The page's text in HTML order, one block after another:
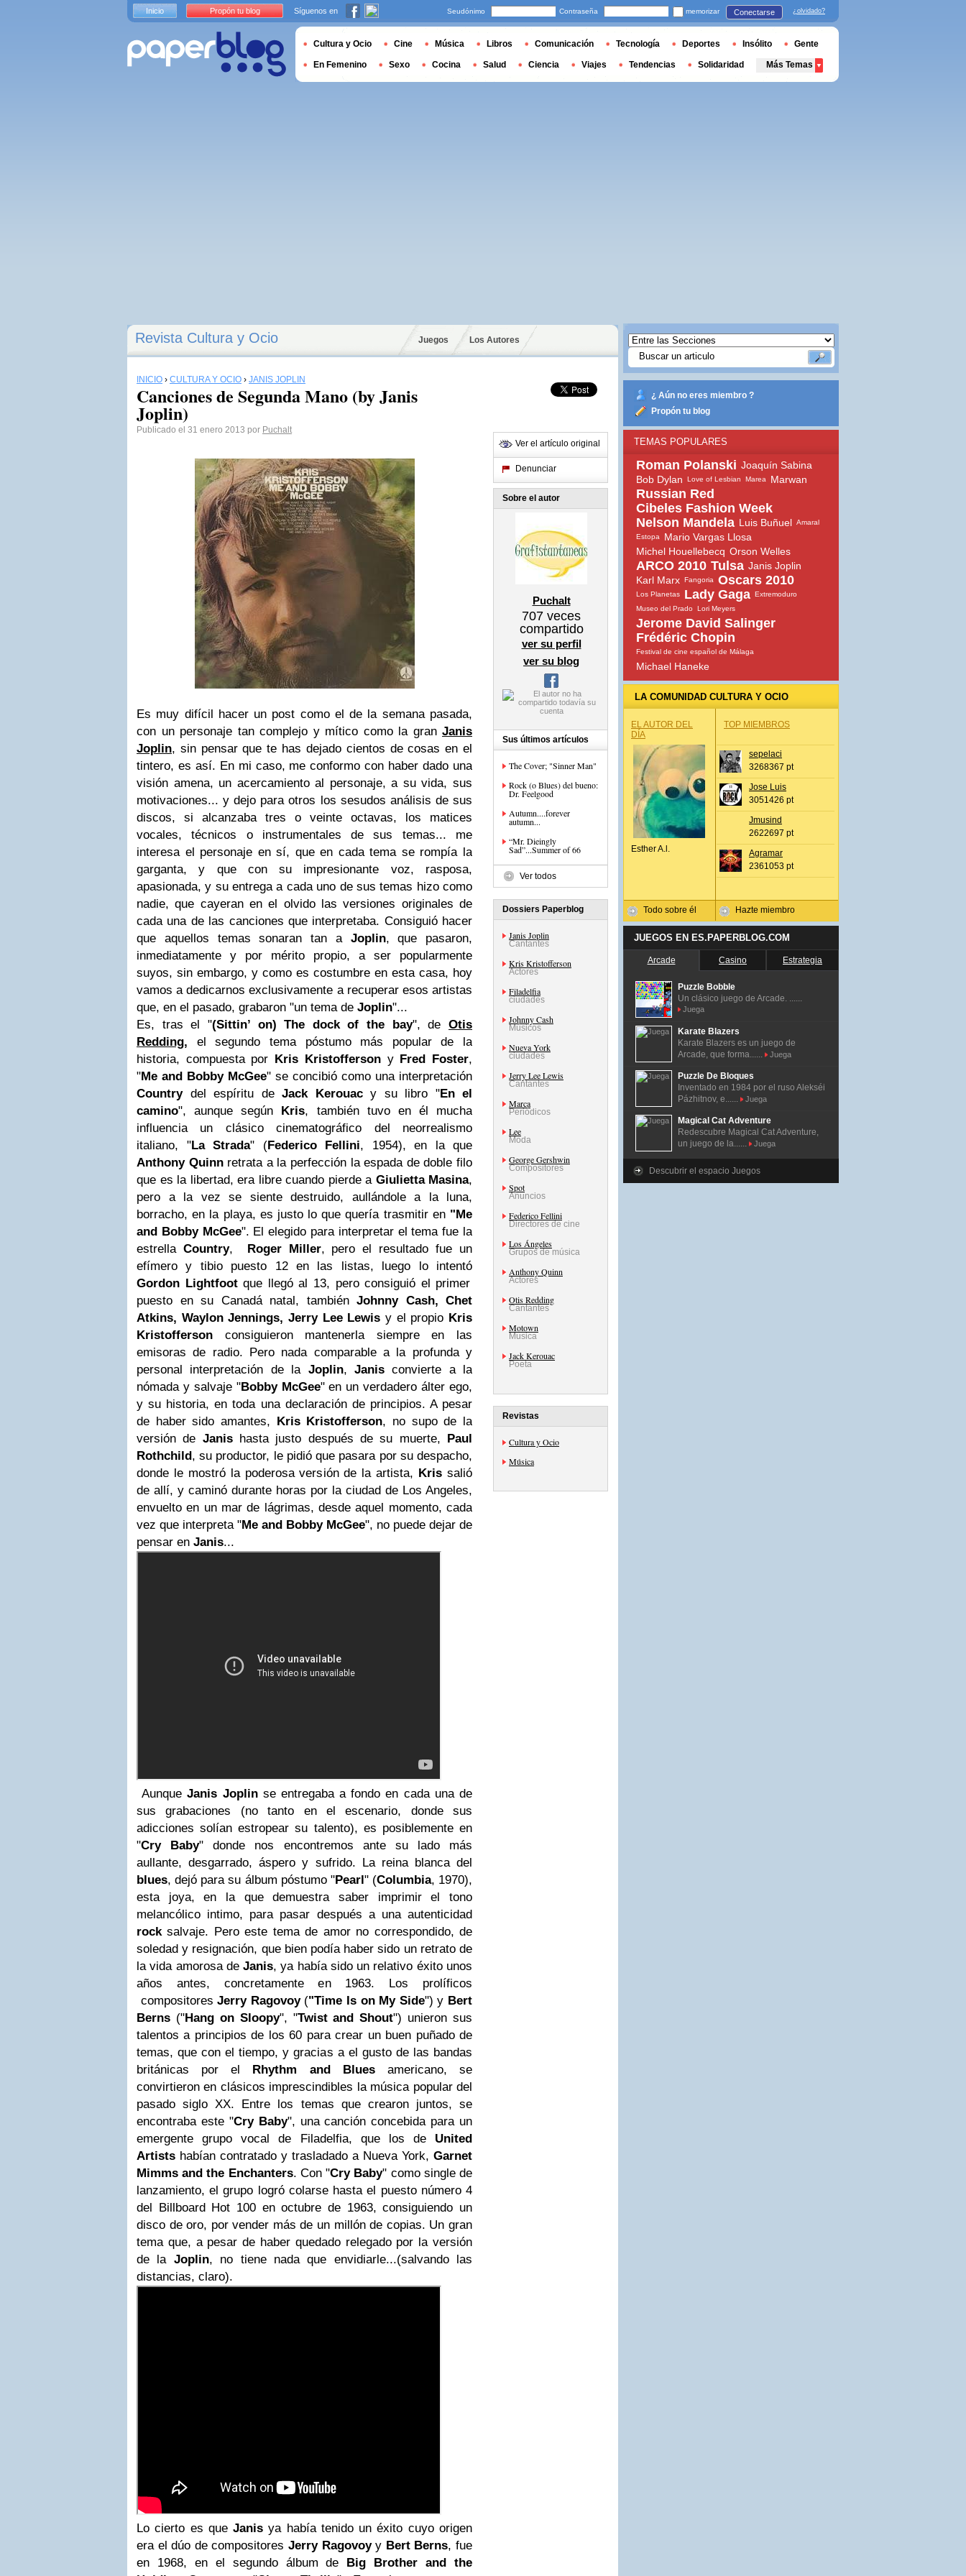
Revista Cultura y Ocio Juegos Los Autores
INICIO › CULTURA Y OCIO › JANIS JOPLIN
Canciones de Segunda Mano (by Janis
Joplin)
Publicado el 31 enero 2013 por Puchalt
Es muy difícil hacer un post como el de la semana pasada,
con un personaje tan complejo y mítico como la gran Janis
Joplin, sin pensar que te has dejado cientos de cosas en el
tintero, es así. En mi caso, me conformo con haber dado una
visión amena, un acercamiento al personaje, a su vida, sus
motivaciones... y dejo para otros los sesudos análisis de sus
discos, si alcanzaba tres o veinte octavas, los matices
vocales, técnicos o instrumentales de sus temas... me
interesa el personaje en sí, que en cada tema se rompía la
garganta, y que con su impresionante voz, rasposa,
apasionada, y su entrega a cada uno de sus temas hizo como
nadie, que cayeran en el olvido las versiones originales de
cada una de las canciones que interpretaba. Consiguió hacer
que aquellos temas sonaran tan a Joplin, que pasaron,
inmediatamente y por mérito propio, a ser popularmente
suyos, sin embargo, y como es costumbre en esta casa, hoy
vamos a dedicarnos exclusivamente a recuperar esos artistas
que, en el pasado, grabaron "un tema de Joplin"...
Es, tras el "(Sittin’ on) The dock of the bay", deOtis
Redding, el
segundo tema póstumo más popular de la
historia, compuesta por Kris Kristofferson y Fred Foster,
"Me and Bobby McGee" se concibió como una interpretación
Countrydel espíritu de Jack Kerouacy su libro "En el
camino", aunque según Kris, también tuvo en él mucha
influencia un clásico cinematográfico del neorrealismo
italiano, "La Strada" (Federico Fellini, 1954), en la que
Anthony Quinnretrata a la perfección la espada de doble filo
que es la libertad, era libre cuando pierde a Giulietta Masina,
pero a la vez se siente destruido, aullándole a la luna,
borracho, en la playa, es justo lo que quería trasmitir en "Me
and Bobby McGee". El elegido para interpretar el tema fue la
estrella Country, Roger Miller, pero el resultado fue un
efímero y tibio puesto 12 en las listas, luego lo intentó
Gordon Lightfootque llegó al 13, pero consiguió el primer
puesto en su Canadá natal, también Johnny Cash, Chet
Atkins, Waylon Jennings, Jerry LeeLewis y el propio Kris
Kristofferson consiguieron mantenerla siempre en las
emisoras de radio. Pero nada comparable a la profunda y
personal interpretación de la Joplin, Janisconvierte a la
nómada y salvaje "Bobby McGee" en un verdadero álter ego,
y su historia, en toda una declaración de principios. A pesar
de haber sido amantes, Kris Kristofferson, no supo de la
versión de Janishasta justo después de su muerte, Paul
Rothchild, su productor, le pidió que pasara por su despacho,
donde le mostró la poderosa versión de la artista, Kris salió
de allí, y caminó durante horas por la ciudad de Los Angeles,
envuelto en un mar de lágrimas, desde aquel momento, cada
vez que interpreta "Me and Bobby McGee", no puede dejar de
pensar en Janis...
AunqueJanis Joplinse entregaba a fondo en cada una de
sus grabaciones (no tanto en el escenario, donde sus
adicciones solían estropear su talento), es posiblemente en
"Cry Baby" donde nos encontremos ante su lado más
aullante, desgarrado, áspero y sufrido. La reina blanca del
blues, dejó para su álbum póstumo "Pearl" (Columbia, 1970),
esta joya, en la que demuestra saber imprimir el tono
melancólico intimo, para pasar después a una autenticidad
rocksalvaje. Pero este tema de amor no correspondido, de
soledad y resignación, que bien podía haber sido un retrato de
la vida amorosa deJanis, ya había sido un relativo éxito unos
años antes, concretamente en 1963. Los prolíficos
compositores Jerry Ragovoy("Time Is on My Side") y Bert
Berns ("Hang on Sloopy", "Twist and Shout") unieron sus
talentos a principios de los 60 para crear un buen puñado de
temas, que con el tiempo, y gracias a el gusto de las bandas
británicas por el Rhythm and Bluesamericano, se
convirtieron en clásicos imprescindibles la música popular del
pasado siglo XX. Entre los temas que crearon juntos, se
encontraba este "Cry Baby", una canción concebida para un
emergente grupo vocal de Filadelfia, que los de United
Artists habían contratado y trasladado a Nueva York, Garnet
Mimms and the Enchanters. Con "Cry Baby" como single de
lanzamiento, el grupo logró colarse hasta el puesto número 4
del Billboard Hot 100 en octubre de 1963, consiguiendo un
disco de oro, por vender más de un millón de copias. Un gran
tema que, a pesar de haber quedado relegado por la versión
de la Joplin, no tiene nada que envidiarle...(salvando las
distancias, claro).
Lo cierto es queJanis ya había tenido un éxito cuyo origen
era el dúo de compositores Jerry Ragovoyy Bert Berns, fue
en 1968, en el segundo álbum de Big Brother and the
Ver el artículo original
Denunciar
Sobre el autor
Puchalt
707 veces
compartido
ver su perfil
ver su blog
Sus últimos artículos
The Cover; "Sinner Man"
Rock (o Blues) del bueno:
Dr. Feelgood
Autumn....forever
autumn...
“Mr. Dieingly
Sad”...Summer of 66
Ver todos
Dossiers Paperblog
Janis Joplin
Cantantes
Kris Kristofferson
Actores
Filadelfia
ciudades
Johnny Cash
Músicos
Nueva York
ciudades
Jerry Lee Lewis
Cantantes
Marca
Periódicos
Lee
Moda
George Gershwin
Compositores
Spot
Anuncios
Federico Fellini
Directores de cine
Los Ángeles
Grupos de música
Anthony Quinn
Actores
Otis Redding
Cantantes
Motown
Musica
Jack Kerouac
Poeta
Revistas
Cultura y Ocio
Música
¿ Aún no eres miembro ?
Propón tu blog
TEMAS POPULARES
Roman Polanski Joaquín Sabina
Bob Dylan
Love of Lesbian Marea Marwan
Russian Red
Cibeles Fashion Week
Nelson Mandela Luis Buñuel Amaral
Estopa
Mario Vargas Llosa
Michel Houellebecq Orson Welles
ARCO 2010 Tulsa Janis Joplin
Karl Marx Fangoria Oscars 2010
Los Planetas Lady Gaga Extremoduro
Museo del Prado
Lori Meyers
Jerome David Salinger
Frédéric Chopin
Festival de cine español de Málaga
Michael Haneke
LA COMUNIDAD CULTURA Y OCIO
EL AUTOR DEL
DÍA
Esther A.l.
Todo sobre él
TOP MIEMBROS
sepelaci
3268367 pt
Jose Luis
3051426 pt
Jmusind
2622697 pt
Agramar
2361053 pt
Hazte miembro
JUEGOS EN ES.PAPERBLOG.COM
Arcade Casino Estrategia
Puzzle Bobble
Un clásico juego de Arcade. ......
Juega
Karate Blazers
Karate Blazers es un juego de
Arcade, que forma......
Juega
Puzzle De Bloques
Inventado en 1984 por el ruso Alekséi
Pázhitnov, e......
Juega
Magical Cat Adventure
Redescubre Magical Cat Adventure,
un juego de la......
Juega
Descubrir el espacio Juegos
Inicio Propón tu blog Síguenos en Seudónimo Contraseña memorizar Conectarse ¿olvidado?
Cultura y Ocio Cine Música Libros Comunicación Tecnología Deportes Insólito Gente
En Femenino Sexo Cocina Salud Ciencia Viajes Tendencias Solidaridad Más Temas